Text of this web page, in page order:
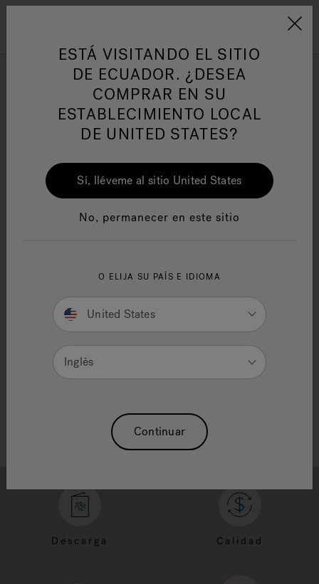
Jacuzzi&reg; Latin
Colección J-500
SEARCH TIPS:
Double-check the spelling.
If you are looking for a specific item from a
product ID as shown.
Need Additional Info, please contact our
Descarga Calidad
ESTÁ VISITANDO EL SITIO
DE ECUADOR. ¿DESEA
COMPRAR EN SU
ESTABLECIMIENTO LOCAL
DE UNITED STATES?
Sí, lléveme al sitio United States
No, permanecer en este sitio
O ELIJA SU PAÍS E IDIOMA
United States
Inglés
Continuar